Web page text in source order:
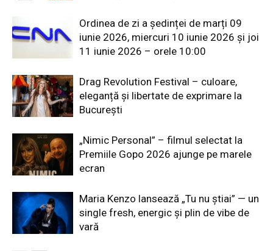
Ordinea de zi a ședinței de marți 09
iunie 2026, miercuri 10 iunie 2026 și joi
11 iunie 2026 – orele 10:00
Drag Revolution Festival – culoare,
eleganță și libertate de exprimare la
București
„Nimic Personal” – filmul selectat la
Premiile Gopo 2026 ajunge pe marele
ecran
Maria Kenzo lansează „Tu nu știai” — un
single fresh, energic și plin de vibe de
vară